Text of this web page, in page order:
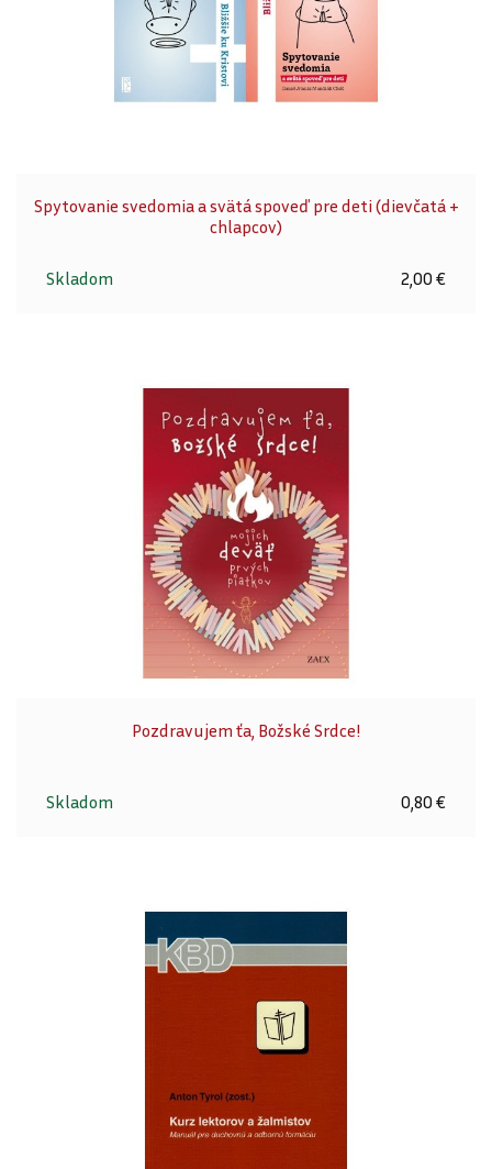
Spytovanie svedomia a svätá spoveď pre deti (dievčatá +
chlapcov)
Skladom 2,00 €
Pozdravujem ťa, Božské Srdce!
Skladom 0,80 €